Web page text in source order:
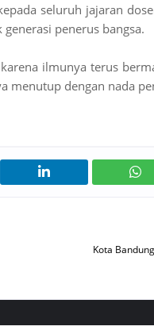
seluruh jajaran
penerus bangsa.
ilmunya terus
menutup dengan nada
Kota